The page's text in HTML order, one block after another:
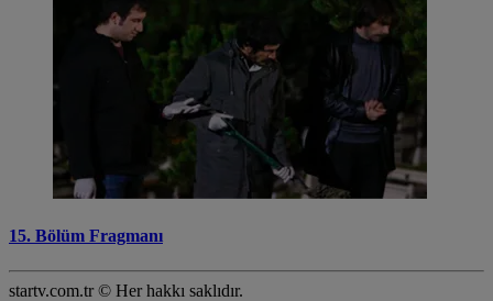
15. Bölüm Fragmanı
startv.com.tr © Her hakkı saklıdır.